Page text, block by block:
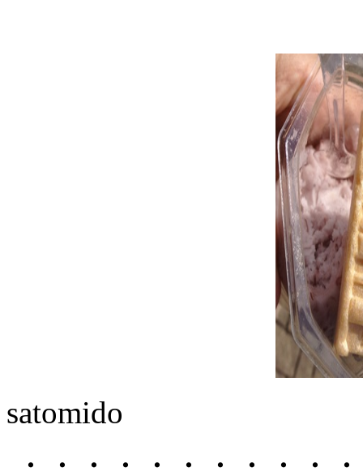
satomido
・・・・・・・・・・